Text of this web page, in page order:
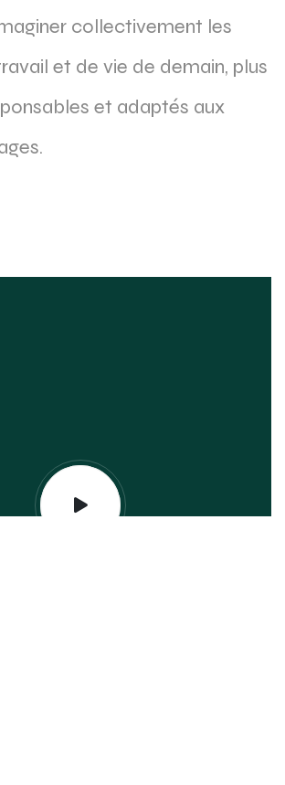
collectivement les
et de vie de demain, plus
et adaptés aux